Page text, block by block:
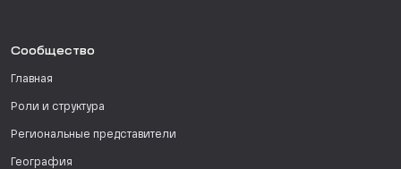
Сообщество
Главная
Роли и структура
Региональные представители
География